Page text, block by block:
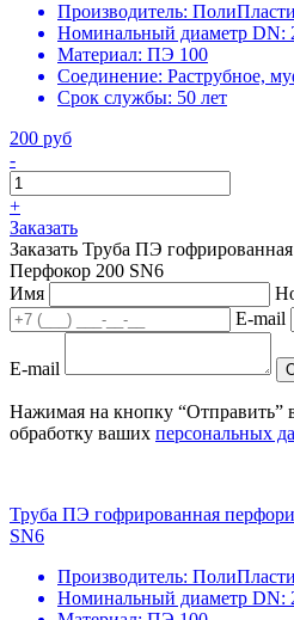
Производитель:
Номинальный диаметр DN:
Материал: ПЭ 100
Соединение: Раструбное,
Срок службы: 50 лет
200 руб
-
+
Заказать
Заказать Труба ПЭ
Перфокор 200 SN6
Имя
E-mail
E-mail
Нажимая на кнопку “Отправить”
обработку ваших персональных
Труба ПЭ гофрированная
SN6
Производитель:
Номинальный диаметр DN: